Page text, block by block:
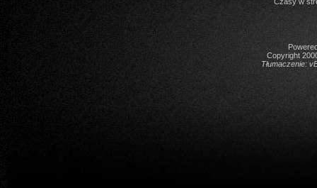
Copyright
Tłumaczenie: